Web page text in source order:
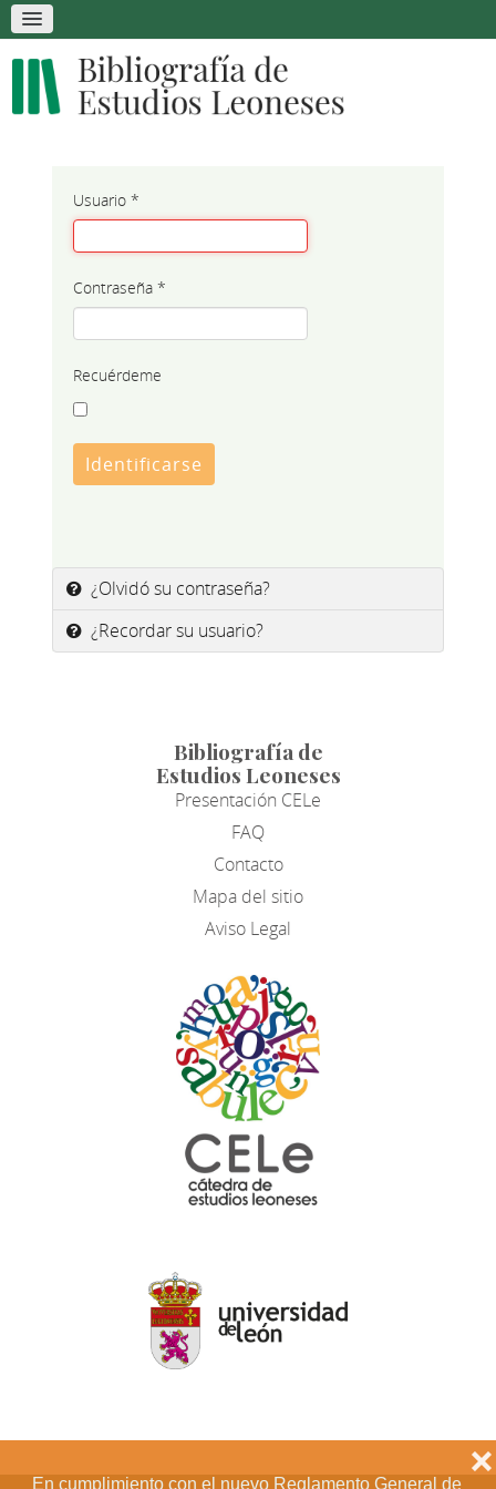
En cumplimiento con el nuevo Reglamento General de
❌
Usuario*
Contraseña*
Recuérdeme
Identificarse
¿Olvidó su contraseña?
¿Recordar su usuario?
Bibliografía de
Estudios Leoneses
Presentación CELe
FAQ
Contacto
Mapa del sitio
Aviso Legal